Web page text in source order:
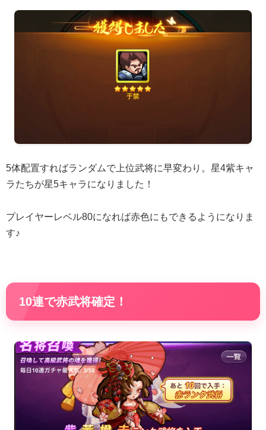
5体配置すればランダムで上位武将に早変わり。星4紫キャ
ラたちが星5キャラになりました！
プレイヤーレベル80になれば赤色にもできるようになりま
す♪
10連で赤武将確定！